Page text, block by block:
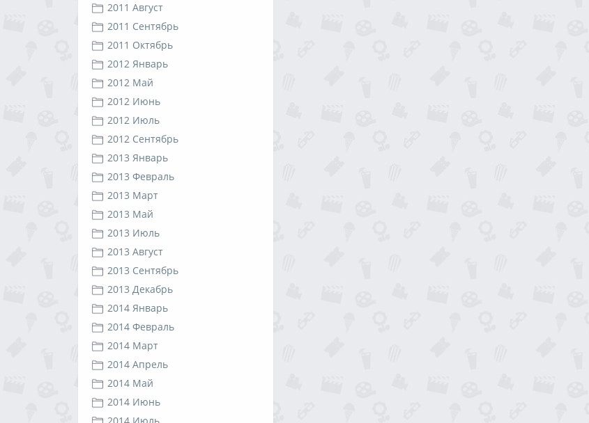
2011 Август
2011 Сентябрь
2011 Октябрь
2012 Январь
2012 Май
2012 Июнь
2012 Июль
2012 Сентябрь
2013 Январь
2013 Февраль
2013 Март
2013 Май
2013 Июль
2013 Август
2013 Сентябрь
2013 Декабрь
2014 Январь
2014 Февраль
2014 Март
2014 Апрель
2014 Май
2014 Июнь